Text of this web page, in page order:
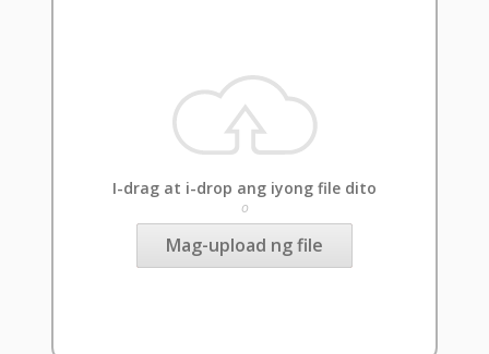
I-drag at i-drop ang iyong file dito
o
Mag-upload ng file